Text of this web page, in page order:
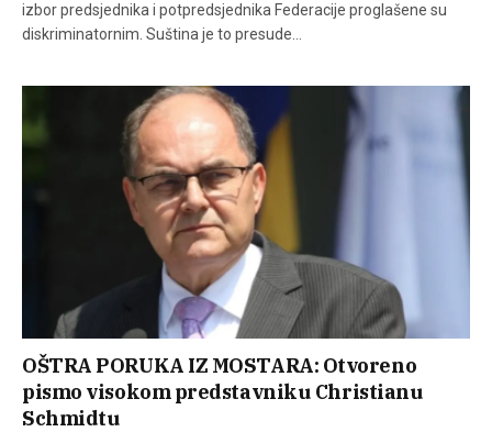
izbor predsjednika i potpredsjednika Federacije proglašene su
diskriminatornim. Suština je to presude…
OŠTRA PORUKA IZ MOSTARA: Otvoreno
pismo visokom predstavniku Christianu
Schmidtu